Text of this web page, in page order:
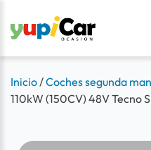
Inicio/Coches segunda
110kW (150CV) 48V Tecno